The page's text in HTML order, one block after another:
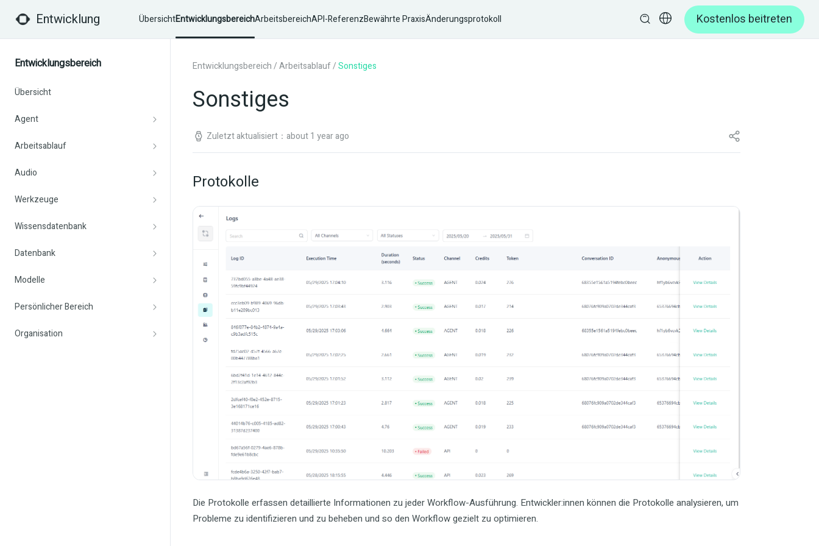
Entwicklung ÜbersichtEntwicklungsbereichArbeitsbereichAPI-ReferenzBewährte PraxisÄnderungsprotokoll Kostenlos beitreten
Entwicklungsbereich
Übersicht
Agent
Arbeitsablauf
Audio
Werkzeuge
Wissensdatenbank
Datenbank
Modelle
Persönlicher Bereich
Organisation
Entwicklungsbereich/Arbeitsablauf/Sonstiges
Sonstiges
Zuletzt aktualisiert：about 1 year ago
Protokolle
Die Protokolle erfassen detaillierte Informationen zu jeder Workflow-Ausführung. Entwickler:innen können die Protokolle analysieren, um
Probleme zu identifizieren und zu beheben und so den Workflow gezielt zu optimieren.